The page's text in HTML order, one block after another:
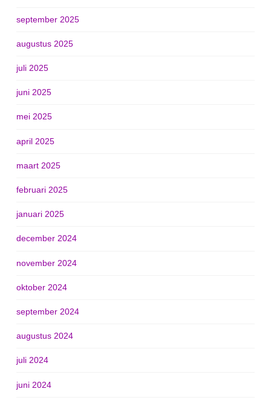
september 2025
augustus 2025
juli 2025
juni 2025
mei 2025
april 2025
maart 2025
februari 2025
januari 2025
december 2024
november 2024
oktober 2024
september 2024
augustus 2024
juli 2024
juni 2024